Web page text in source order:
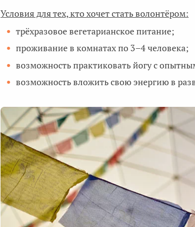
Условия для тех, кто хочет стать волонтёром:
трёхразовое вегетарианское питание;
проживание в комнатах по 3–4 человека;
возможность практиковать йогу с
возможность вложить свою энергию в